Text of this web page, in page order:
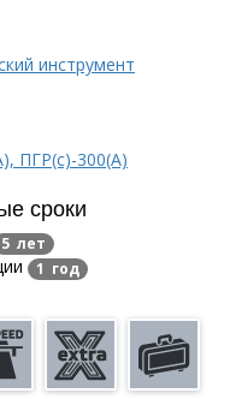
инструмент
ПГР(с)-300(А)
сроки
5 лет
1 год